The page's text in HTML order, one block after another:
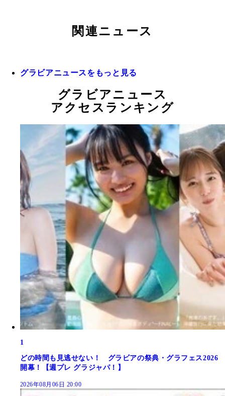
関連ニュース
グラビアニュースをもっと見る
グラビアニュース
アクセスランキング
1
どの時間も見逃せない！ グラビアの祭典・グラフェス2026
開幕！【週プレ グラジャパ！】
2026年08月06日 20:00